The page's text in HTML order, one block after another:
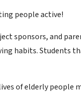
people active!
sponsors, and
habits. Students
of elderly people